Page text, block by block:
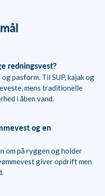
redningsvest?
pasform. Til SUP, kajak og
mens traditionelle
i åben vand.
og en
om på ryggen og holder
giver opdrift men